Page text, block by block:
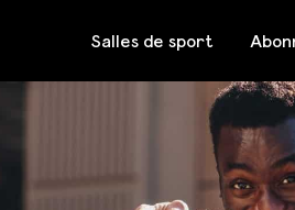
Salles de sport